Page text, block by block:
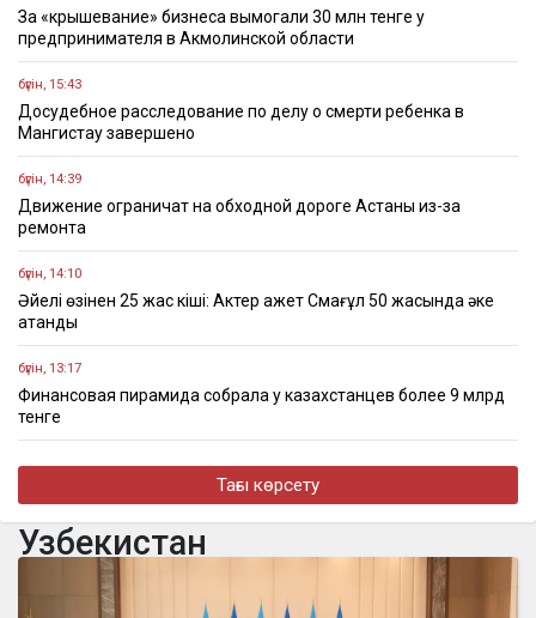
За «крышевание» бизнеса вымогали 30 млн тенге у
предпринимателя в Акмолинской области
бүгін, 15:43
Досудебное расследование по делу о смерти ребенка в
Мангистау завершено
бүгін, 14:39
Движение ограничат на обходной дороге Астаны из-за
ремонта
бүгін, 14:10
Әйелі өзінен 25 жас кіші: Актер Қажет Смағұл 50 жасында әке
атанды
бүгін, 13:17
Финансовая пирамида собрала у казахстанцев более 9 млрд
тенге
бүгін, 11:17
Казахстанский теннисист стал победителем международного
бүгін, 10:28
Токаев направил поздравительную телеграмму Президенту
Сингапура
Тағы көрсету
Узбекистан